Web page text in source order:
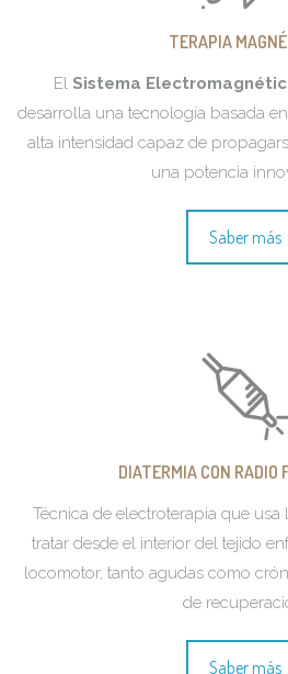
TERAPIA
El Sistema
desarrolla una tecnología basada
alta intensidad capaz de
una potencia
Saber más
DIATERMIA CON RADIO
Técnica de electroterapia que
tratar desde el interior del tejido
locomotor, tanto agudas como
de
Saber más